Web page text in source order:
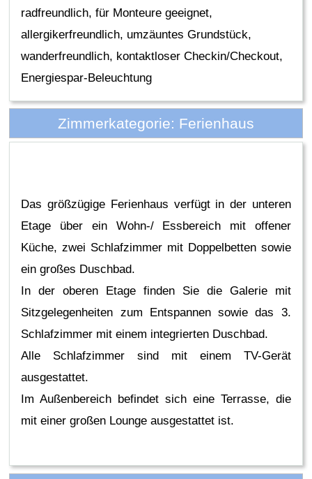
radfreundlich, für Monteure geeignet,
allergikerfreundlich, umzäuntes Grundstück,
wanderfreundlich, kontaktloser Checkin/Checkout,
Energiespar-Beleuchtung
Zimmerkategorie: Ferienhaus
Das größzügige Ferienhaus verfügt in der unteren
Etage über ein Wohn-/ Essbereich mit offener
Küche, zwei Schlafzimmer mit Doppelbetten sowie
ein großes Duschbad.
In der oberen Etage finden Sie die Galerie mit
Sitzgelegenheiten zum Entspannen sowie das 3.
Schlafzimmer mit einem integrierten Duschbad.
Alle Schlafzimmer sind mit einem TV-Gerät
ausgestattet.
Im Außenbereich befindet sich eine Terrasse, die
mit einer großen Lounge ausgestattet ist.